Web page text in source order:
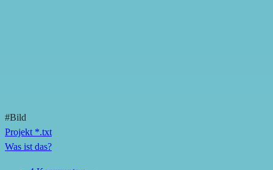
#Bild
Projekt *.txt
Was ist das?